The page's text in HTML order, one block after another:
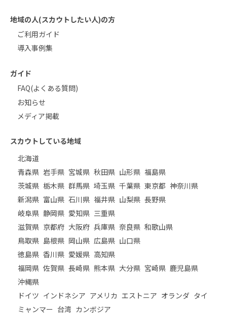
地域の人(スカウトしたい人)の方
ご利用ガイド
導入事例集
ガイド
FAQ(よくある質問)
お知らせ
メディア掲載
スカウトしている地域
北海道
青森県 岩手県 宮城県 秋田県 山形県 福島県
茨城県 栃木県 群馬県 埼玉県 千葉県 東京都 神奈川県
新潟県 富山県 石川県 福井県 山梨県 長野県
岐阜県 静岡県 愛知県 三重県
滋賀県 京都府 大阪府 兵庫県 奈良県 和歌山県
鳥取県 島根県 岡山県 広島県 山口県
徳島県 香川県 愛媛県 高知県
福岡県 佐賀県 長崎県 熊本県 大分県 宮崎県 鹿児島県
沖縄県
ドイツ インドネシア アメリカ エストニア オランダ タイ
ミャンマー 台湾 カンボジア